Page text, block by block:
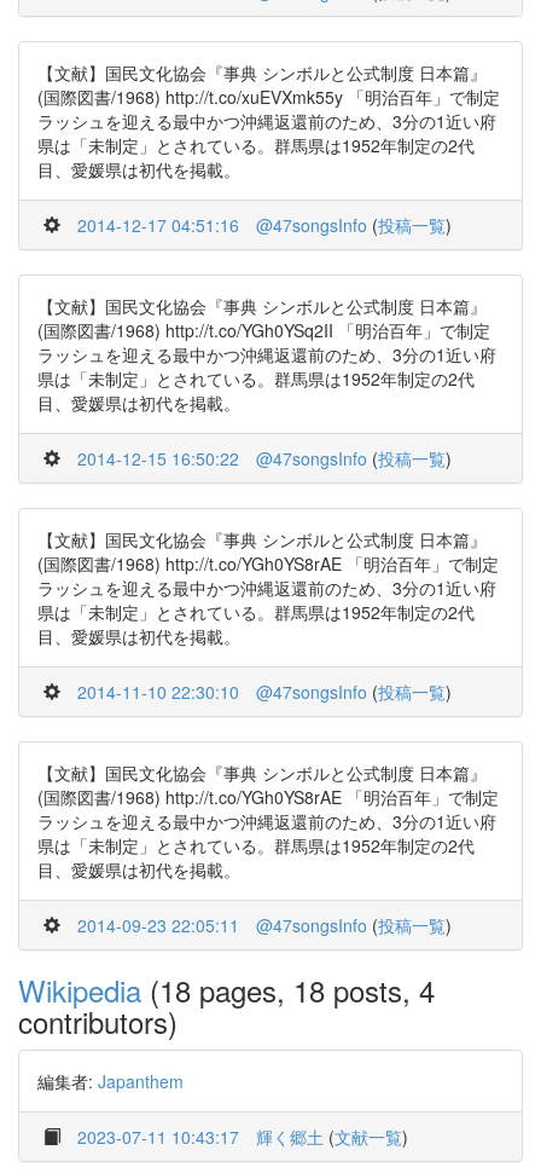
【文献】国民文化協会『事典 シンボルと公式制度 日本篇』
(国際図書/1968) http://t.co/xuEVXmk55y 「明治百年」で制定
ラッシュを迎える最中かつ沖縄返還前のため、3分の1近い府
県は「未制定」とされている。群馬県は1952年制定の2代
目、愛媛県は初代を掲載。
2014-12-17 04:51:16 @47songsInfo (投稿一覧)
【文献】国民文化協会『事典 シンボルと公式制度 日本篇』
(国際図書/1968) http://t.co/YGh0YSq2II 「明治百年」で制定
ラッシュを迎える最中かつ沖縄返還前のため、3分の1近い府
県は「未制定」とされている。群馬県は1952年制定の2代
目、愛媛県は初代を掲載。
2014-12-15 16:50:22 @47songsInfo (投稿一覧)
【文献】国民文化協会『事典 シンボルと公式制度 日本篇』
(国際図書/1968) http://t.co/YGh0YS8rAE 「明治百年」で制定
ラッシュを迎える最中かつ沖縄返還前のため、3分の1近い府
県は「未制定」とされている。群馬県は1952年制定の2代
目、愛媛県は初代を掲載。
2014-11-10 22:30:10 @47songsInfo (投稿一覧)
【文献】国民文化協会『事典 シンボルと公式制度 日本篇』
(国際図書/1968) http://t.co/YGh0YS8rAE 「明治百年」で制定
ラッシュを迎える最中かつ沖縄返還前のため、3分の1近い府
県は「未制定」とされている。群馬県は1952年制定の2代
目、愛媛県は初代を掲載。
2014-09-23 22:05:11 @47songsInfo (投稿一覧)
Wikipedia (18 pages, 18 posts, 4
contributors)
編集者: Japanthem
2023-07-11 10:43:17 輝く郷土 (文献一覧)